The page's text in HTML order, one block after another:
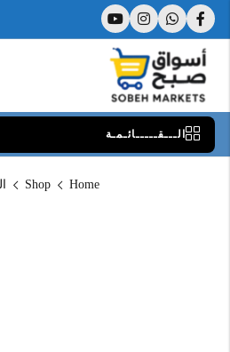
الـــقـــــائـمـة
Home
Shop